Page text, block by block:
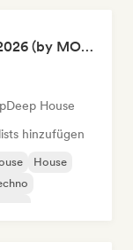
Deep Progressive House 2026 (by MODERNDEEP)
Deep House
hinzufügen
House